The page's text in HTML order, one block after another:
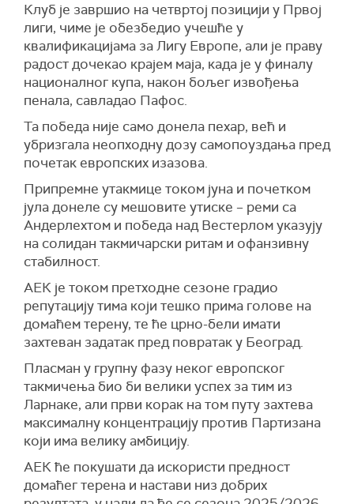
Клуб је завршио на четвртој позицији у Првој
лиги, чиме је обезбедио учешће у
квалификацијама за Лигу Европе, али је праву
радост дочекао крајем маја, када је у финалу
националног купа, након бољег извођења
пенала, савладао Пафос.
Та победа није само донела пехар, већ и
убризгала неопходну дозу самопоуздања пред
почетак европских изазова.
Припремне утакмице током јуна и почетком
јула донеле су мешовите утиске – реми са
Андерлехтом и победа над Вестерлом указују
на солидан такмичарски ритам и офанзивну
стабилност.
АЕК је током претходне сезоне градио
репутацију тима који тешко прима голове на
домаћем терену, те ће црно-бели имати
захтеван задатак пред повратак у Београд.
Пласман у групну фазу неког европског
такмичења био би велики успех за тим из
Ларнаке, али први корак на том путу захтева
максималну концентрацију против Партизана
који има велику амбицију.
АЕК ће покушати да искористи предност
домаћег терена и настави низ добрих